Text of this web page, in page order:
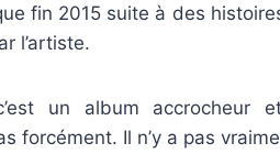
fin 2015 suite à des
l’artiste.
un album
forcément. Il n’y a pas